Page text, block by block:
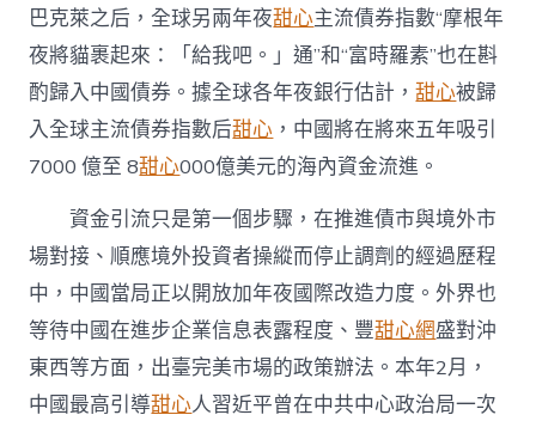
巴克萊之后，全球另兩年夜甜心主流債券指數“摩根年
夜將貓裹起來：「給我吧。」通”和“富時羅素”也在斟
酌歸入中國債券。據全球各年夜銀行估計，甜心被歸
入全球主流債券指數后甜心 ，中國將在將來五年吸引
7000 億至 8甜心000億美元的海內資金流進。
資金引流只是第一個步驟，在推進債市與境外市
場對接、順應境外投資者操縱而停止調劑的經過歷程
中，中國當局正以開放加年夜國際改造力度。外界也
等待中國在進步企業信息表露程度、豐甜心網盛對沖
東西等方面，出臺完美市場的政策辦法。本年2月，
中國最高引導甜心人習近平曾在中共中心政治局一次